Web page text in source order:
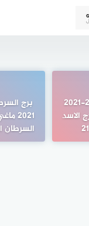
برج الاسد اليوم الاحد 21-2-2021
الاسد
السرطان